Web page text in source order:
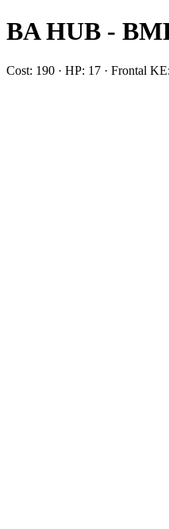
BA HUB -
Cost: 190 · HP: 17 · Frontal